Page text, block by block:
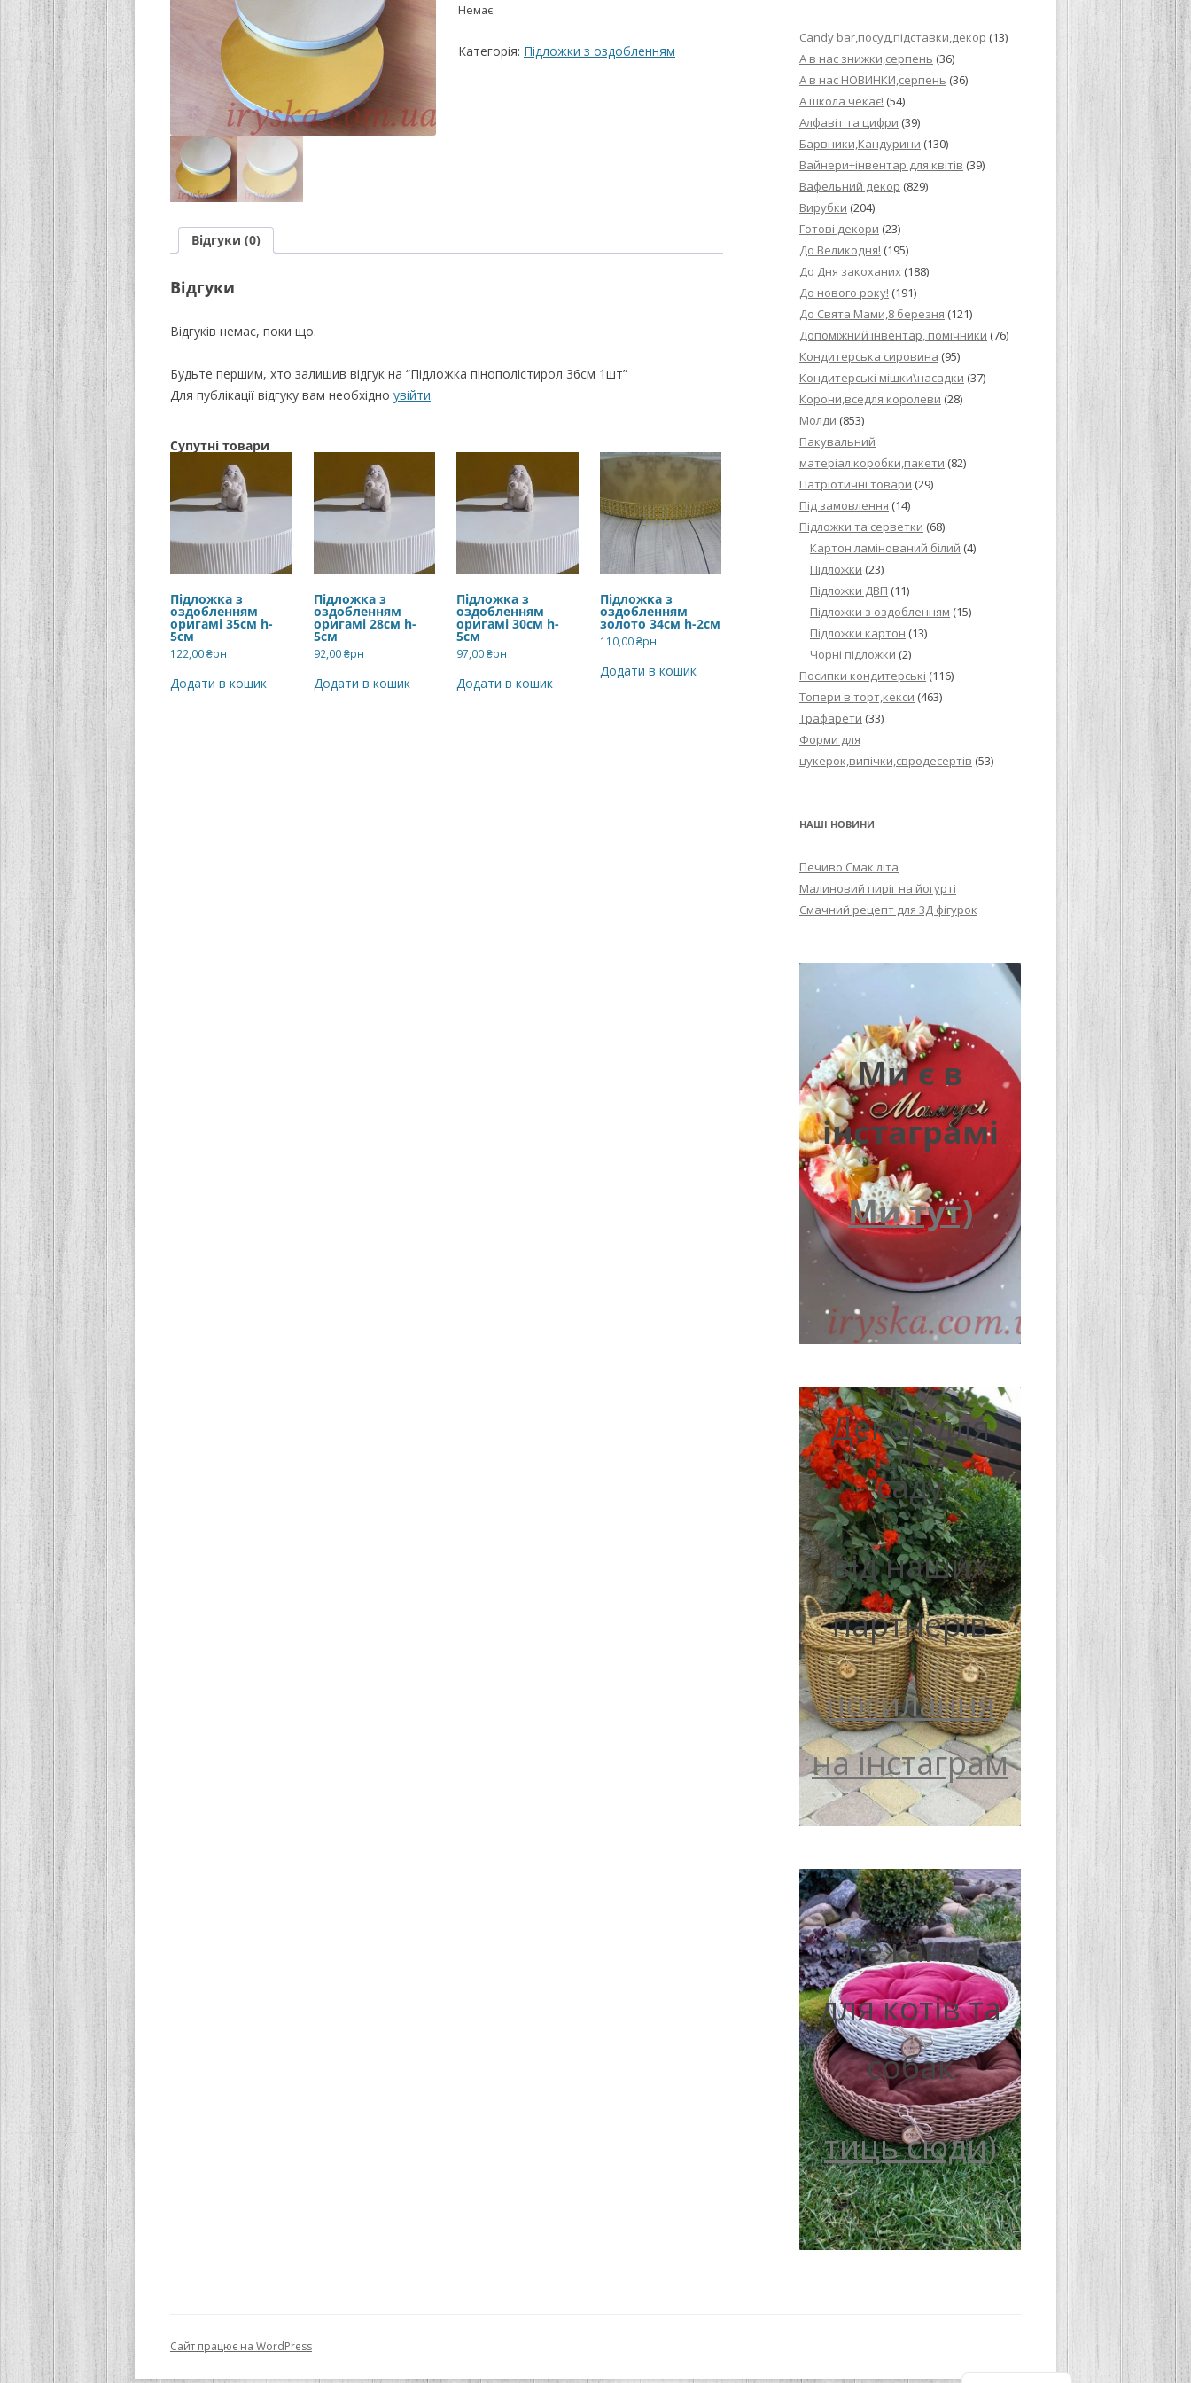
ТОРТУ,РЕЦЕПТ ПРИГОТУВАННЯ
РЕЦЕПТ МАСТИКИ ДЛЯ
ПОКРИТТЯ ТОРТІВ НА ОСНОВІ
РЕЦЕПТ ЛИМОННОГО ПИРОГА З
МИГДАЛЬНЕ ПЕЧИВКО
“ЗГУЩЕНОГО МОЛОКА БАГАТО
НЕ БУВАЄ АБО УЛЮБЛЕНИЙ
ДЕСЕРТ АРГЕНТИНЦІВ”
Немає
Категорія: Підложки з оздобленням
Відгуки (0)
Відгуки
Відгуків немає, поки що.
Будьте першим, хто залишив відгук на “Підложка пінополістирол 36см 1шт”
Для публікації відгуку вам необхідно увійти.
Супутні товари
Підложка з
оздобленням
оригамі 35см h-
5см
122,00₴рн
Додати в кошик
Підложка з
оздобленням
оригамі 28см h-
5см
92,00₴рн
Додати в кошик
Підложка з
оздобленням
оригамі 30см h-
5см
97,00₴рн
Додати в кошик
Підложка з
оздобленням
золото 34см h-2см
110,00₴рн
Додати в кошик
Candy bar,посуд,підставки,декор (13)
А в нас знижки,серпень (36)
А в нас НОВИНКИ,серпень (36)
А школа чекає! (54)
Алфавіт та цифри (39)
Барвники,Кандурини (130)
Вайнери+інвентар для квітів (39)
Вафельний декор (829)
Вирубки (204)
Готові декори (23)
До Великодня! (195)
До Дня закоханих (188)
До нового року! (191)
До Свята Мами,8 березня (121)
Допоміжний інвентар, помічники (76)
Кондитерська сировина (95)
Кондитерські мішки\насадки (37)
Корони,вседля королеви (28)
Молди (853)
Пакувальний
матеріал:коробки,пакети (82)
Патріотичні товари (29)
Під замовлення (14)
Підложки та серветки (68)
Картон ламінований білий (4)
Підложки (23)
Підложки ДВП (11)
Підложки з оздобленням (15)
Підложки картон (13)
Чорні підложки (2)
Посипки кондитерські (116)
Топери в торт,кекси (463)
Трафарети (33)
Форми для
цукерок,випічки,євродесертів (53)
НАШІ НОВИНИ
Печиво Смак літа
Малиновий пиріг на йогурті
Смачний рецепт для 3Д фігурок
Ми є в
інстаграмі
Ми тут)
Декор для
саду
від наших
партнерів
посилання
на інстаграм
Лежанка
для котів та
собак
тиць сюди)
Сайт працює на WordPress